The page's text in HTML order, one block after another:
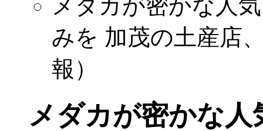
メダカが密かな人
みを 加茂の土産店
報）
メダカが密かな人